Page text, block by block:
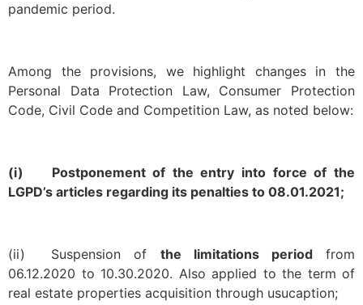
pandemic period.
Among the provisions, we highlight changes in the
Personal Data Protection Law, Consumer Protection
Code, Civil Code and Competition Law, as noted below:
(i) Postponement of the entry into force of the
LGPD’s articles regarding its penalties to 08.01.2021;
(ii) Suspension of the limitations periodfrom
06.12.2020 to 10.30.2020. Also applied to the term of
real estate properties acquisition through usucaption;